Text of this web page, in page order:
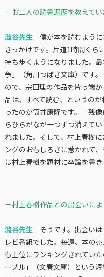
－お二人の読書遍歴を教えてい
澁谷先生 僕が本を読むよう
きっかけです。片道1時間くら
持ち歩くようになりました。
争」（角川つばさ文庫）です
ので、宗田理の作品を片っ端
品は、すべて読む、というの
ったのが筒井康隆です。「残
らひらがなが一つずつ消えて
れました。そして、村上春樹
ングのおもしろさに惹かれて
は村上春樹を題材に卒論を書き
－村上春樹作品との出会いに
澁谷先生 そうです。出会い
レビ番組でした。毎週、本の
も上位にランキングされてい
ープル」（文春文庫）という